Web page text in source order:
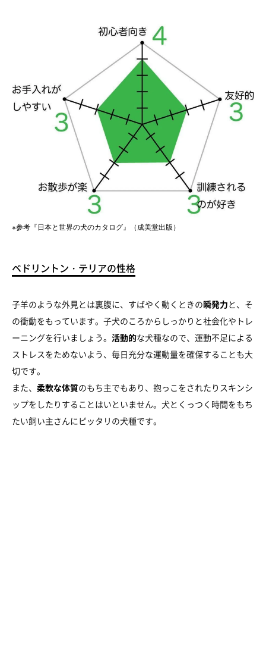
※参考『日本と世界の犬のカタログ』（成美堂出版）
ベドリントン・テリアの性格
子羊のような外見とは裏腹に、すばやく動くときの瞬発力と、そ
の衝動をもっています。子犬のころからしっかりと社会化やトレ
ーニングを行いましょう。 活動的な犬種なので、運動不足による
ストレスをためないよう、毎日充分な運動量を確保することも大
切です。
また、 柔軟な体質のもち主でもあり、抱っこをされたりスキンシ
ップをしたりすることはいといません。犬とくっつく時間をもち
たい飼い主さんにピッタリの犬種です。